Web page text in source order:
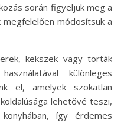
során figyeljük meg a
módosítsuk a
kekszek vagy torták
különleges
el, amelyek szokatlan
lehetővé teszi,
így érdemes